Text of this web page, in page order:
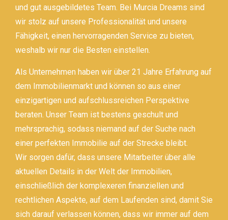
und gut ausgebildetes Team. Bei Murcia Dreams sind
wir stolz auf unsere Professionalität und unsere
Fähigkeit, einen hervorragenden Service zu bieten,
weshalb wir nur die Besten einstellen.
Als Unternehmen haben wir über 21 Jahre Erfahrung auf
dem Immobilienmarkt und können so aus einer
einzigartigen und aufschlussreichen Perspektive
beraten. Unser Team ist bestens geschult und
mehrsprachig, sodass niemand auf der Suche nach
einer perfekten Immobilie auf der Strecke bleibt.
Wir sorgen dafür, dass unsere Mitarbeiter über alle
aktuellen Details in der Welt der Immobilien,
einschließlich der komplexeren finanziellen und
rechtlichen Aspekte, auf dem Laufenden sind, damit Sie
sich darauf verlassen können, dass wir immer auf dem